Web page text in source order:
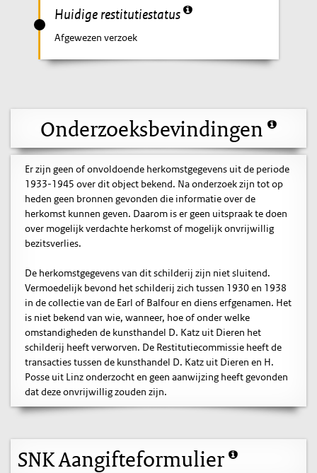
Huidige restitutiestatus
Afgewezen verzoek
Onderzoeksbevindingen
Er zijn geen of onvoldoende herkomstgegevens uit de periode
1933-1945 over dit object bekend. Na onderzoek zijn tot op
heden geen bronnen gevonden die informatie over de
herkomst kunnen geven. Daarom is er geen uitspraak te doen
over mogelijk verdachte herkomst of mogelijk onvrijwillig
bezitsverlies.
De herkomstgegevens van dit schilderij zijn niet sluitend.
Vermoedelijk bevond het schilderij zich tussen 1930 en 1938
in de collectie van de Earl of Balfour en diens erfgenamen. Het
is niet bekend van wie, wanneer, hoe of onder welke
omstandigheden de kunsthandel D. Katz uit Dieren het
schilderij heeft verworven. De Restitutiecommissie heeft de
transacties tussen de kunsthandel D. Katz uit Dieren en H.
Posse uit Linz onderzocht en geen aanwijzing heeft gevonden
dat deze onvrijwillig zouden zijn.
SNK Aangifteformulier